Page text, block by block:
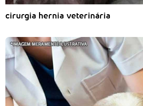
cirurgia hernia veterinária